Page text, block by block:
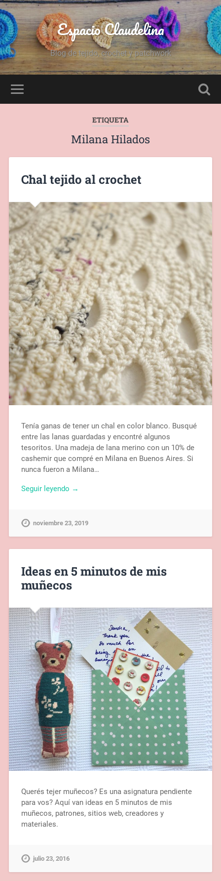
Espacio Claudelina
Blog de tejido, crochet y patchwork
ETIQUETA
Milana Hilados
Chal tejido al crochet
Tenía ganas de tener un chal en color blanco. Busqué
entre las lanas guardadas y encontré algunos
tesoritos. Una madeja de lana merino con un 10% de
cashemir que compré en Milana en Buenos Aires. Si
nunca fueron a Milana…
Seguir leyendo →
noviembre 23, 2019
Ideas en 5 minutos de mis
muñecos
Querés tejer muñecos? Es una asignatura pendiente
para vos? Aquí van ideas en 5 minutos de mis
muñecos, patrones, sitios web, creadores y
materiales.
julio 23, 2016